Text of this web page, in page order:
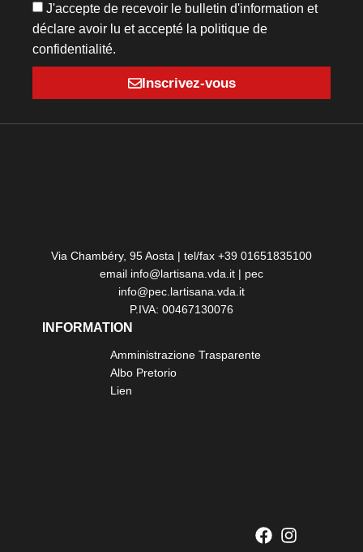
J'accepte de recevoir le bulletin d'information et
déclare avoir lu et accepté la politique de
confidentialité.
Inscrivez-vous
Via Chambéry, 95 Aosta | tel/fax +39 01651835100
email info@lartisana.vda.it | pec
info@pec.lartisana.vda.it
P.IVA: 00467130076
INFORMATION
Amministrazione Trasparente
Albo Pretorio
Lien